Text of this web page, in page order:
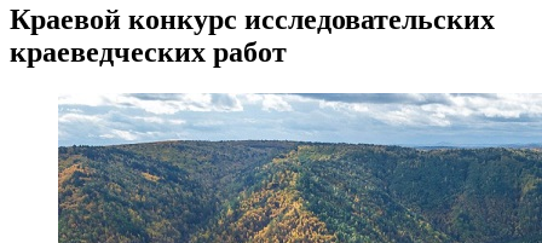
Краевой конкурс исследовательских
краеведческих работ